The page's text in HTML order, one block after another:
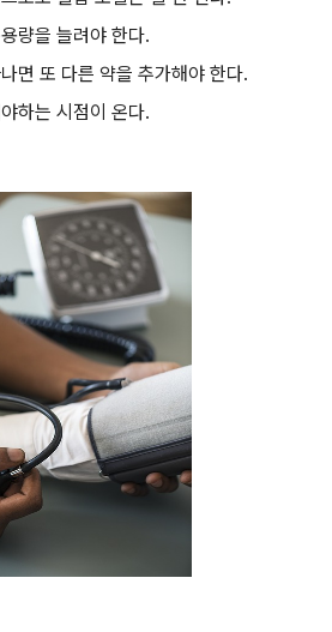
량을 늘려야 한다.
면 또 다른 약을 추가해야 한다.
하는 시점이 온다.